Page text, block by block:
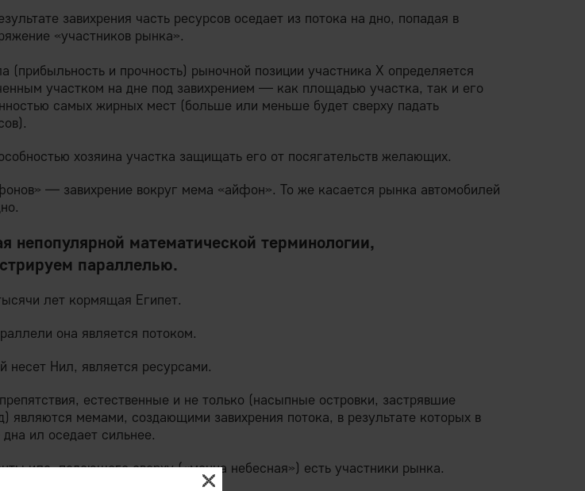
завихрения часть ресурсов оседает из потока на дно, попадая в
«участников рынка».
(прибыльность и прочность) рыночной позиции участника Х определяется
участком на дне под завихрением — как площадью участка, так и его
самых жирных мест (больше или меньше будет сверху падать
хозяина участка защищать его от посягательств желающих.
— завихрение вокруг мема «айфон». То же касается рынка автомобилей
непопулярной математической терминологии,
параллелью.
лет кормящая Египет.
она является потоком.
несет Нил, является ресурсами.
естественные и не только (насыпные островки, застрявшие
являются мемами, создающими завихрения потока, в результате которых в
ил оседает сильнее.
ила, падающего сверху («манна небесная») есть участники рынка.